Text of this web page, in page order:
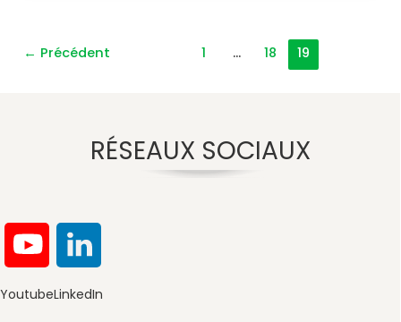
← Précédent 1 … 18 19
RÉSEAUX SOCIAUX
YoutubeLinkedIn